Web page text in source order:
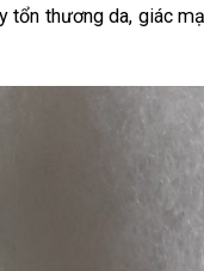
tổn thương da, giác